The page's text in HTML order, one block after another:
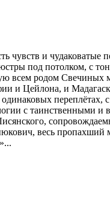
и чудаковатые
под потолком, с
всем родом Свечиных
и Цейлона, и
с таинственными и
весь пропахший